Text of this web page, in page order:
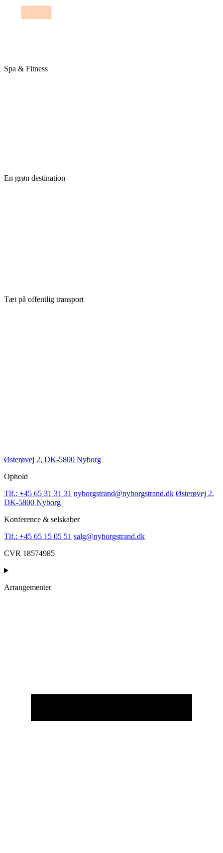
Spa & Fitness
En grøn destination
Tæt på offentlig transport
Østerøvej 2, DK-5800 Nyborg
Ophold
Tlf.: +45 65 31 31 31 nyborgstrand@nyborgstrand.dk Østerøvej 2,
DK-5800 Nyborg
Konference & selskaber
Tlf.: +45 65 15 05 51 salg@nyborgstrand.dk
CVR 18574985
Arrangementer